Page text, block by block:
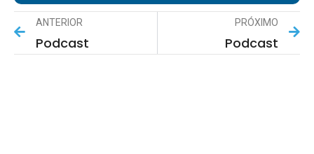
ANTERIOR
Podcast
PRÓXIMO
Podcast